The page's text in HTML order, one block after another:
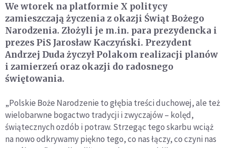
We wtorek na platformie X politycy
zamieszczają życzenia z okazji Świąt Bożego
Narodzenia. Złożyli je m.in. para prezydencka i
prezes PiS Jarosław Kaczyński. Prezydent
Andrzej Duda życzył Polakom realizacji planów
i zamierzeń oraz okazji do radosnego
świętowania.
„Polskie Boże Narodzenie to głębia treści duchowej, ale też
wielobarwne bogactwo tradycji i zwyczajów – kolęd,
świątecznych ozdób i potraw. Strzegąc tego skarbu wciąż
na nowo odkrywamy piękno tego, co nas łączy, co czyni nas